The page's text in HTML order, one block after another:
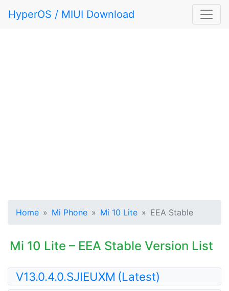
HyperOS / MIUI Download
Home Mi Phone Mi 10 Lite EEA Stable
Mi 10 Lite – EEA Stable Version List
V13.0.4.0.SJIEUXM (Latest)